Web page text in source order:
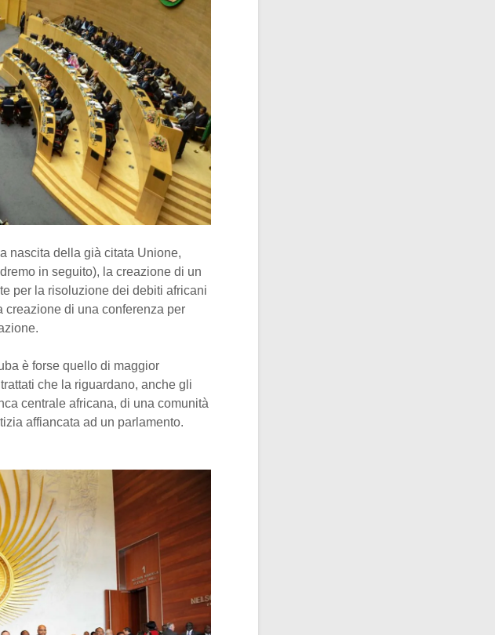
nascita della già citata Unione,
in seguito), la creazione di un
per la risoluzione dei debiti africani
creazione di una conferenza per
è forse quello di maggior
che la riguardano, anche gli
centrale africana, di una comunità
affiancata ad un parlamento.